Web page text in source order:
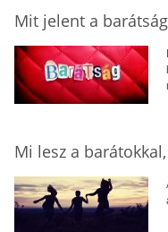
Mit jelent a
Mi lesz a